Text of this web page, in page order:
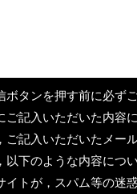
ボタンを押す前に必ず
ご記入いただいた内容
ご記入いただいたメー
以下のような内容につ
イトが，スパム等の迷